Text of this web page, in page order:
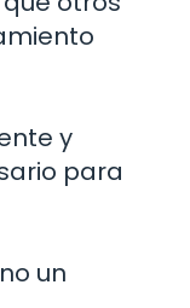
y
para
un